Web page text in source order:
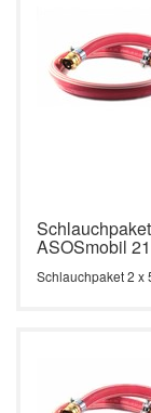
ASOSmobil
Schlauchpaket 2 x